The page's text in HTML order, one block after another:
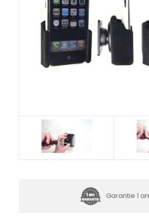
Garantie 1 an